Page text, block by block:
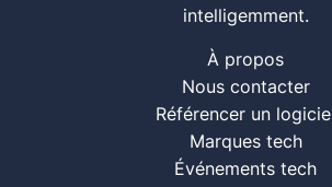
intelligemment.
À propos
Nous contacter
Référencer un logiciel
Marques tech
Événements tech